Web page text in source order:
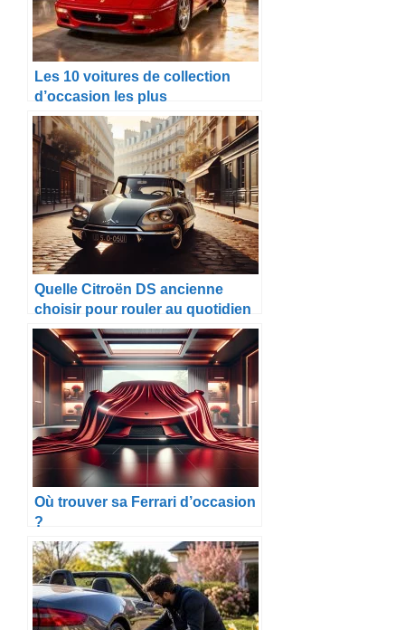
Les 10 voitures de collection
d’occasion les plus
emblématiques à acheter en
2025
Quelle Citroën DS ancienne
choisir pour rouler au quotidien
?
Où trouver sa Ferrari d’occasion
?